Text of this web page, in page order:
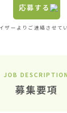
応募する
ザーよりご連絡させて
JOB DESCRIPTION
募集要項